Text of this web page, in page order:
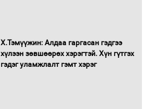
Санхүүгийн хэмнэлтийн горимд эрүүл
мэндийн салбар хамаарахгүй
Х.Тэмүүжин: Алдаа гаргасан гэдгээ
хүлээн зөвшөөрөх хэрэгтэй. Хүн гүтгэх
гэдэг уламжлалт гэмт хэрэг